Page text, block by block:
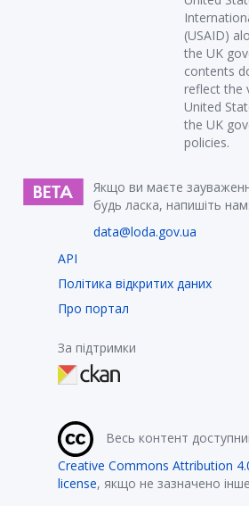
(USAID)
the UK
contents
reflect the
United
the UK
policies.
Якщо ви маєте
будь ласка, напишіть нам:
data@loda.gov.ua
API
Політика відкритих даних
Про портал
За підтримки
Весь контент
Creative Commons Attribution
license, якщо не зазначено інше